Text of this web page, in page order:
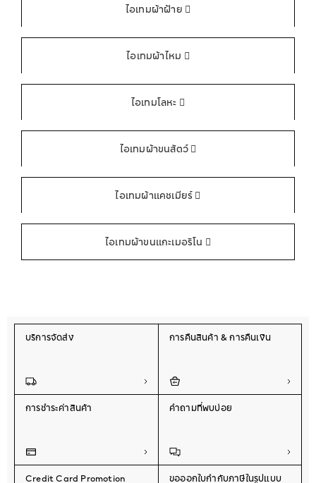
ไอเทมผ้าฝ้าย
ไอเทมผ้าไหม
ไอเทมโลหะ
ไอเทมผ้าขนสัตว์
ไอเทมผ้าแคชเมียร์
ไอเทมผ้าขนแกะเมอริโน
บริการจัดส่ง การคืนสินค้า & การคืนเงิน
การชำระค่าสินค้า คำถามที่พบบ่อย
Credit Card Promotion ขอออกใบกำกับภาษีในรูปแบบ